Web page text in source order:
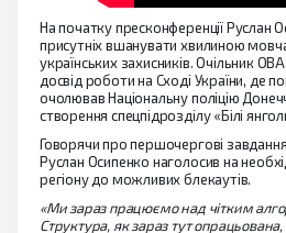
На початку пресконференції Руслан
присутніх вшанувати хвилиною
українських захисників. Очільник
досвід роботи на Сході України, де
очолював Національну поліцію
створення спецпідрозділу «Білі
Говорячи про першочергові завдання
Руслан Осипенко наголосив на
регіону до можливих блекаутів.
«Ми зараз працюємо над чітким
Структура, як зараз тут